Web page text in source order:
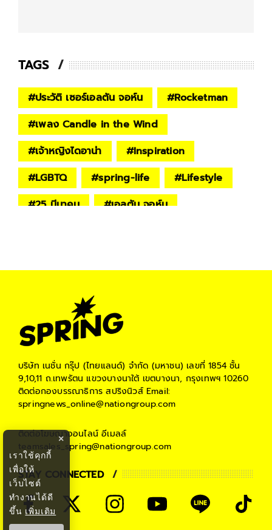
TAGS
#ประวัติ เซอร์เอลตัน จอห์น #Rocketman
#เพลง Candle in the Wind
#เจ้าหญิงไดอาน่า #Inspiration
#LGBTQ #spring-life #Lifestyle
#25 มีนาคม #เอลตัน จอห์น
บริษัท เนชั่น กรุ๊ป (ไทยแลนด์) จำกัด (มหาชน) เลขที่ 1854 ชั้น
9,10,11 ถ.เทพรัตน แขวงบางนาใต้ เขตบางนา, กรุงเทพฯ 10260
ติดต่อกองบรรณาธิการ สปริงนิวส์Email:
springnews_online@nationgroup.com
ติดต่อโฆษณาออนไลน์ อีเมลล์
teamsales_spring@nationgroup.com
STAY CONNECTED
×
เราใช้คุกกี้
เพื่อให้
เว็บไซต์
ทำงานได้ดี
ขึ้น เพิ่มเติม